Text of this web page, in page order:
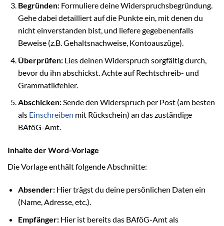
Begründen:Formuliere deine Widerspruchsbegründung.
Gehe dabei detailliert auf die Punkte ein, mit denen du
nicht einverstanden bist, und liefere gegebenenfalls
Beweise (z.B. Gehaltsnachweise, Kontoauszüge).
Überprüfen:Lies deinen Widerspruch sorgfältig durch,
bevor du ihn abschickst. Achte auf Rechtschreib- und
Grammatikfehler.
Abschicken:Sende den Widerspruch per Post (am besten
als Einschreiben mit Rückschein) an das zuständige
BAföG-Amt.
Inhalte der Word-Vorlage
Die Vorlage enthält folgende Abschnitte:
Absender:Hier trägst du deine persönlichen Daten ein
(Name, Adresse, etc.).
Empfänger:Hier ist bereits das BAföG-Amt als